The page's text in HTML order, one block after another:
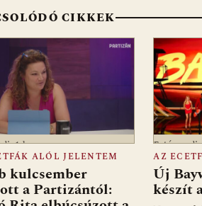
p CIKKEK
ALÓL JELENTEM
kulcsember
a Partizántól:
Fotó:
AZ
Új
készít